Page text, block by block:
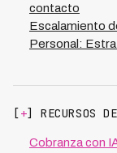
contacto
Escalamiento
Personal:
[ +] RECURSOS
Cobranza con